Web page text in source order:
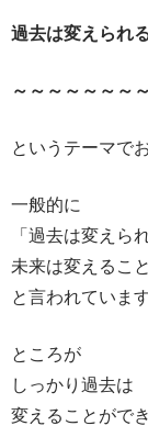
過去は変えられ
～～～～～～～
というテーマで
一般的に
「過去は変えら
未来は変えるこ
と言われています
ところが
しっかり過去は
変えることがで